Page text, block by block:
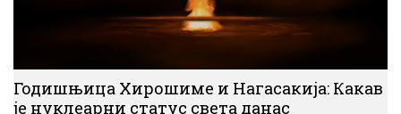
Годишњица Хирошиме и Нагасакија: Какав
је нуклеарни статус света данас